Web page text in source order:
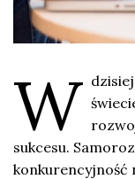
W
sukcesu.
konkurencyjność